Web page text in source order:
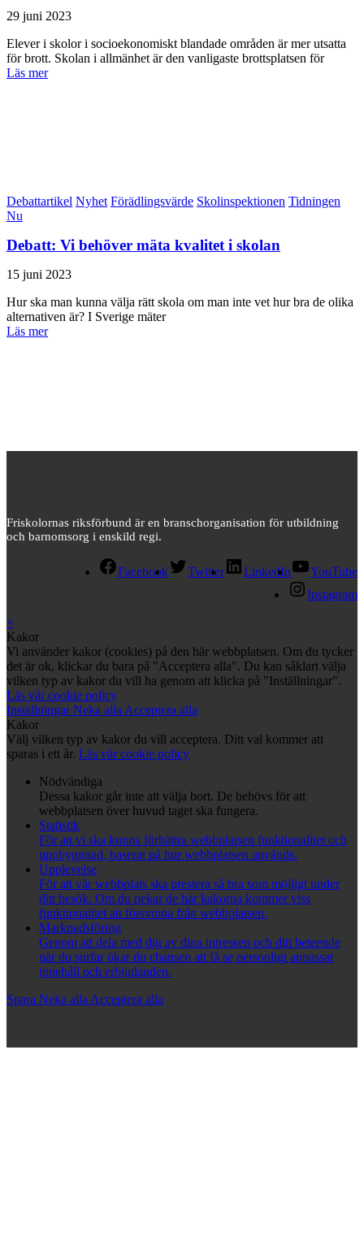
29 juni 2023
Elever i skolor i socioekonomiskt blandade områden är mer utsatta
för brott. Skolan i allmänhet är den vanligaste brottsplatsen för
Läs mer
Debattartikel Nyhet Förädlingsvärde Skolinspektionen Tidningen
Nu
Debatt: Vi behöver mäta kvalitet i skolan
15 juni 2023
Hur ska man kunna välja rätt skola om man inte vet hur bra de olika
alternativen är? I Sverige mäter
Läs mer
Friskolornas riksförbund är en branschorganisation för utbildning
och barnomsorg i enskild regi.
Facebook Twitter LinkedIn
YouTube
Instagram
×
Kakor
Vi använder kakor (cookies) på den här webbplatsen. Om du tycker
det är ok, klickar du bara på "Acceptera alla". Du kan såklart välja
vilken typ av kakor du vill ha genom att klicka på "Inställningar".
Läs vår cookie policy
InställningarNeka alla Acceptera alla
Kakor
Välj vilken typ av kakor du vill acceptera. Ditt val kommer att
sparas i ett år. Läs vår cookie policy
Nödvändiga
Dessa kakor går inte att välja bort. De behövs för att
webbplatsen över huvud taget ska fungera.
Statistik
För att vi ska kunna förbättra webbplatsen funktionalitet och
uppbyggnad, baserat på hur webbplatsen används.
Upplevelse
För att vår webbplats ska prestera så bra som möjligt under
ditt besök. Om du nekar de här kakorna kommer viss
funktionalitet att försvinna från webbplatsen.
Marknadsföring
Genom att dela med dig av dina intressen och ditt beteende
när du surfar ökar du chansen att få se personligt anpassat
innehåll och erbjudanden.
Spara Neka alla Acceptera alla